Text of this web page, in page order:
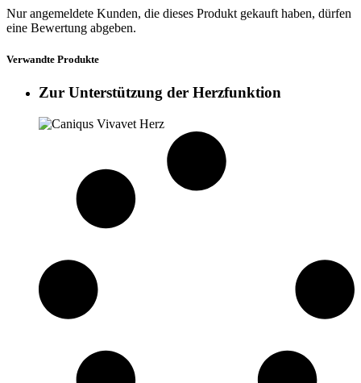
Nur angemeldete Kunden, die dieses Produkt gekauft haben, dürfen
eine Bewertung abgeben.
Verwandte Produkte
Zur Unterstützung der Herzfunktion